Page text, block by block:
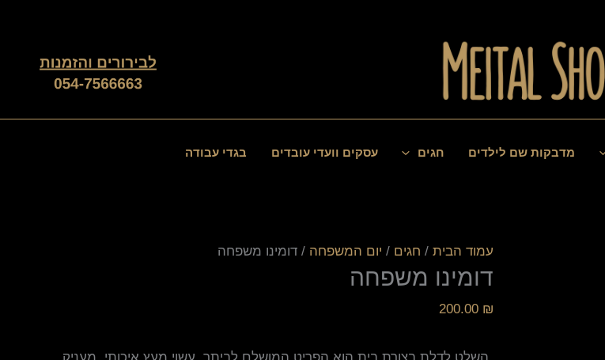
מדבקות שם לילדים חגים עסקים וועדי עובדים בגדי עבודה
עמוד הבית / חגים / יום המשפחה / דומינו משפחה
דומינו משפחה
200.00 ₪
כמות
דומינו